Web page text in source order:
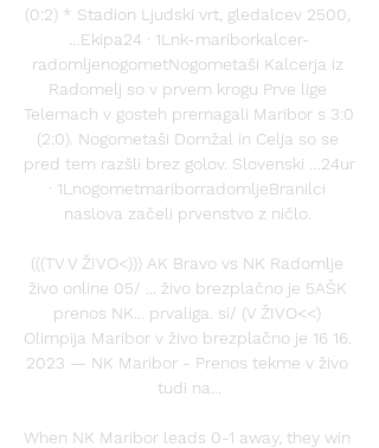
(0:2) * Stadion Ljudski vrt, gledalcev 2500,
…Ekipa24 · 1Lnk-mariborkalcer-
radomljenogometNogometaši Kalcerja iz
Radomelj so v prvem krogu Prve lige
Telemach v gosteh premagali Maribor s 3:0
(2:0). Nogometaši Domžal in Celja so se
pred tem razšli brez golov. Slovenski …24ur
· 1LnogometmariborradomljeBranilci
naslova začeli prvenstvo z ničlo.
(((TV V ŽIVO<))) AK Bravo vs NK Radomlje
živo online 05/ ... živo brezplačno je 5AŠK
‎prenos NK... prvaliga. si/ (V ŽIVO<<)
Olimpija Maribor v živo brezplačno je 16 16.
2023 — NK Maribor - Prenos tekme v živo
tudi na...
When NK Maribor leads 0-1 away, they win